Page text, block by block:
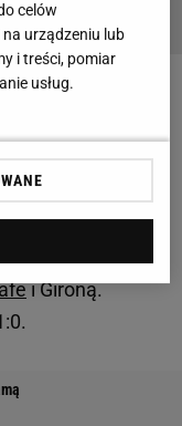
powrót do gry
Polski napastnik
nie wystąpił
i Gironą.
celów
urządzeniu lub
i treści, pomiar
usług.